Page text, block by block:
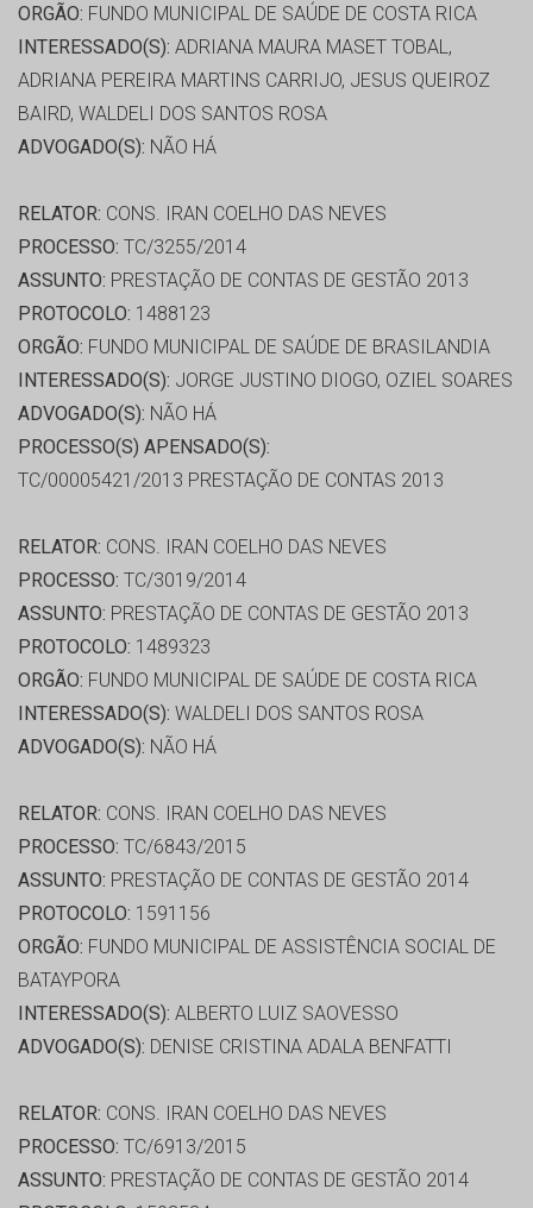
ORGÃO: FUNDO MUNICIPAL DE SAÚDE DE COSTA RICA
INTERESSADO(S): ADRIANA MAURA MASET TOBAL,
ADRIANA PEREIRA MARTINS CARRIJO, JESUS QUEIROZ
BAIRD, WALDELI DOS SANTOS ROSA
ADVOGADO(S): NÃO HÁ
RELATOR: CONS. IRAN COELHO DAS NEVES
PROCESSO: TC/3255/2014
ASSUNTO: PRESTAÇÃO DE CONTAS DE GESTÃO 2013
PROTOCOLO: 1488123
ORGÃO: FUNDO MUNICIPAL DE SAÚDE DE BRASILANDIA
INTERESSADO(S): JORGE JUSTINO DIOGO, OZIEL SOARES
ADVOGADO(S): NÃO HÁ
PROCESSO(S) APENSADO(S):
TC/00005421/2013 PRESTAÇÃO DE CONTAS 2013
RELATOR: CONS. IRAN COELHO DAS NEVES
PROCESSO: TC/3019/2014
ASSUNTO: PRESTAÇÃO DE CONTAS DE GESTÃO 2013
PROTOCOLO: 1489323
ORGÃO: FUNDO MUNICIPAL DE SAÚDE DE COSTA RICA
INTERESSADO(S): WALDELI DOS SANTOS ROSA
ADVOGADO(S): NÃO HÁ
RELATOR: CONS. IRAN COELHO DAS NEVES
PROCESSO: TC/6843/2015
ASSUNTO: PRESTAÇÃO DE CONTAS DE GESTÃO 2014
PROTOCOLO: 1591156
ORGÃO: FUNDO MUNICIPAL DE ASSISTÊNCIA SOCIAL DE
BATAYPORA
INTERESSADO(S): ALBERTO LUIZ SAOVESSO
ADVOGADO(S): DENISE CRISTINA ADALA BENFATTI
RELATOR: CONS. IRAN COELHO DAS NEVES
PROCESSO: TC/6913/2015
ASSUNTO: PRESTAÇÃO DE CONTAS DE GESTÃO 2014